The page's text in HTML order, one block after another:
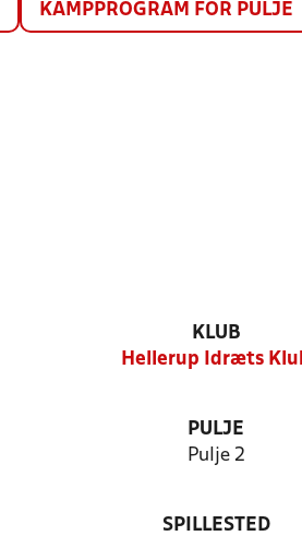
KAMPPROGRAM FOR PULJE
KLUB
Hellerup Idræts
PULJE
Pulje 2
SPILLESTED